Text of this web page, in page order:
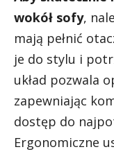
wokół sofy,
mają pełnić
je do stylu i
układ pozwala
zapewniając
dostęp do
Ergonomiczne